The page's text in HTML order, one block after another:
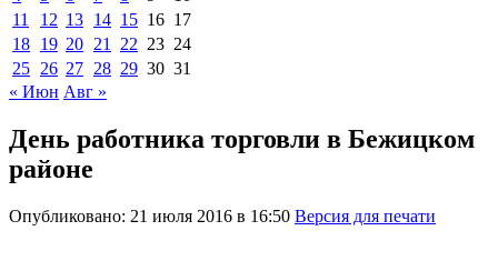
11
12 13 14 15 16 17
18 19 20 21 22 23 24
25 26 27 28 29 30 31
« Июн Авг »
День работника торговли в Бежицком
районе
Опубликовано: 21 июля 2016 в 16:50 Версия для печати